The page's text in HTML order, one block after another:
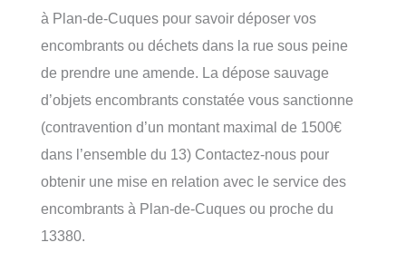
à Plan-de-Cuques pour savoir déposer vos
encombrants ou déchets dans la rue sous peine
de prendre une amende. La dépose sauvage
d’objets encombrants constatée vous sanctionne
(contravention d’un montant maximal de 1500€
dans l’ensemble du 13) Contactez-nous pour
obtenir une mise en relation avec le service des
encombrants à Plan-de-Cuques ou proche du
13380.